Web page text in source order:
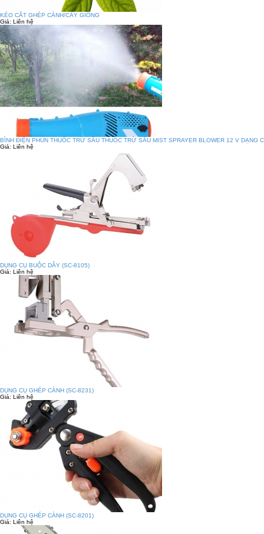
KÉO CẮT GHÉP CÀNH/CÂY GIỐNG
Giá: Liên hệ
BÌNH ĐIỆN PHUN THUỐC TRỪ SÂU THUỐC TRỪ SÂU MIST SPRAYER BLOWER 12 V DẠNG
Giá: Liên hệ
DỤNG CỤ BUỘC DÂY (SC-8105)
Giá: Liên hệ
DỤNG CỤ GHÉP CÀNH (SC-8231)
Giá: Liên hệ
DỤNG CỤ GHÉP CÀNH (SC-8201)
Giá: Liên hệ